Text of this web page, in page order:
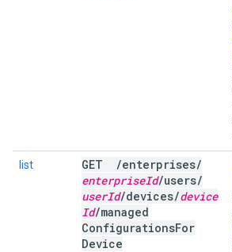
list GET /enterprises/
enterpriseId/users/
userId/devices/device
Id/managed
ConfigurationsFor
Device